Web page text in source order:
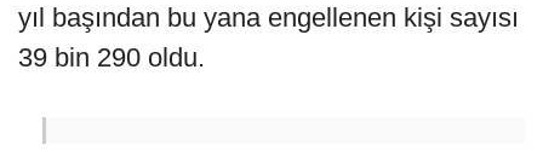
yıl başından bu yana engellenen kişi sayısı
39 bin 290 oldu.